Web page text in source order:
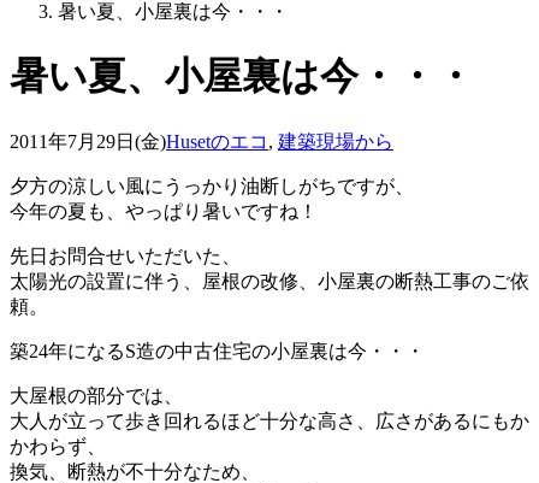
暑い夏、小屋裏は今・・・
暑い夏、小屋裏は今・・・
2011年7月29日(金)Husetのエコ , 建築現場から
夕方の涼しい風にうっかり油断しがちですが、
今年の夏も、やっぱり暑いですね！
先日お問合せいただいた、
太陽光の設置に伴う、屋根の改修、小屋裏の断熱工事のご依
頼。
築24年になるS造の中古住宅の小屋裏は今・・・
大屋根の部分では、
大人が立って歩き回れるほど十分な高さ、広さがあるにもか
かわらず、
換気、断熱が不十分なため、